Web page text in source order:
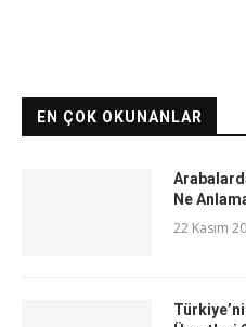
EN ÇOK OKUNANLAR
Ne
22 Kasım